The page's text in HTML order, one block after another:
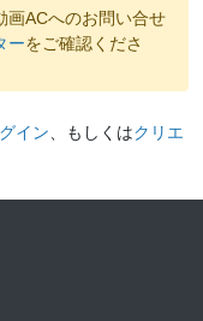
画ACへのお問い合せ
ーをご確認くださ
イン 、もしくはクリエ